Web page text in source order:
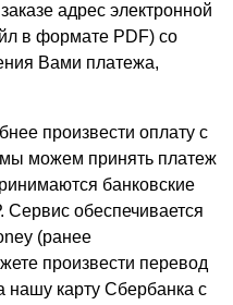
адрес электронной
в формате PDF) со
Вами платежа,
произвести оплату с
можем принять платеж
банковские
обеспечивается
(ранее
произвести перевод
нашу карту Сбербанка с